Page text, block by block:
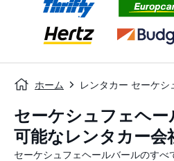
ホーム レンタカー セーケ
セーケシュフェヘ
可能なレンタカー会
セーケシュフェヘールバールのすべ